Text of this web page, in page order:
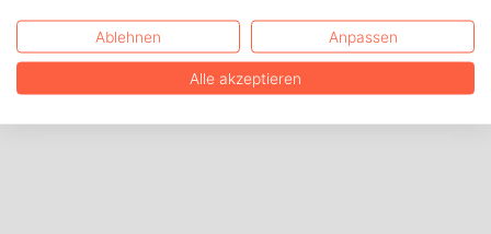
Ablehnen Anpassen
Alle akzeptieren